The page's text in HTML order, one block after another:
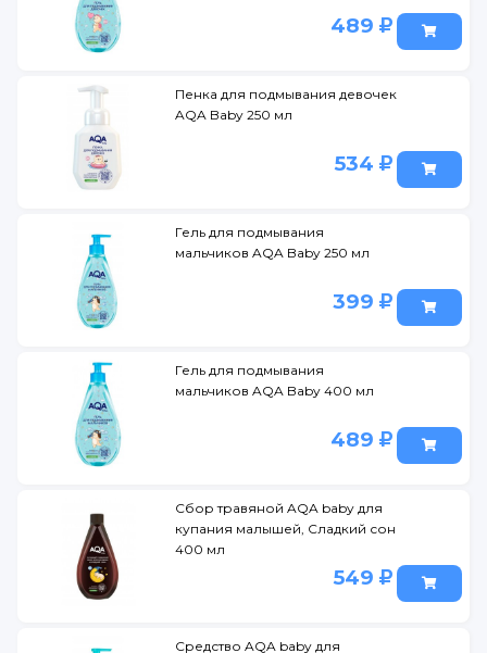
489
Пенка для подмывания девочек
AQA Baby 250 мл
534
Гель для подмывания
мальчиков AQA Baby 250 мл
399
Гель для подмывания
мальчиков AQA Baby 400 мл
489
Сбор травяной AQA baby для
купания малышей, Сладкий сон
400 мл
549
Средство AQA baby для